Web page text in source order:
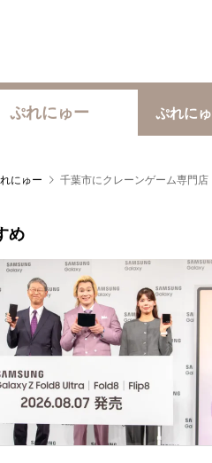
ぷれにゅー ぷれに
にゅー 千葉市にクレーンゲーム専門
め